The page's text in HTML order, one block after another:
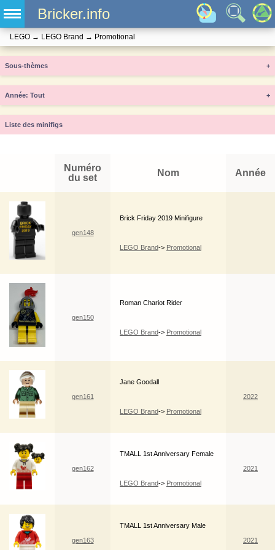
Bricker.info
LEGO → LEGO Brand → Promotional
Sous-thèmes +
Année +
Liste des minifigs
Numéro
du set
Nom Année
gen148
Brick Friday 2019 Minifigure
LEGO Brand-> Promotional
gen150
Roman Chariot Rider
LEGO Brand-> Promotional
gen161
Jane Goodall
LEGO Brand-> Promotional
2022
gen162
TMALL 1st Anniversary Female
LEGO Brand-> Promotional
2021
gen163
TMALL 1st Anniversary Male
2021